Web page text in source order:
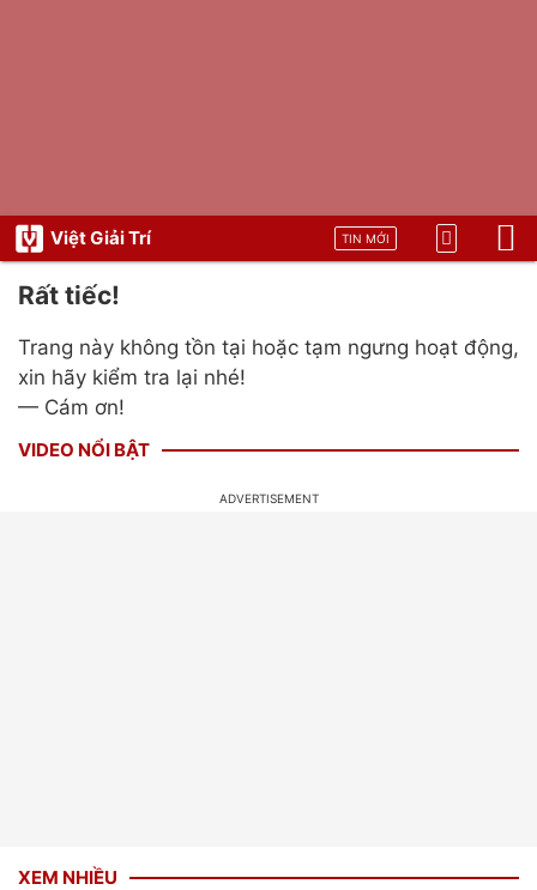
Việt Giải Trí TIN MỚI
Rất tiếc!
Trang này không tồn tại hoặc tạm ngưng hoạt động,
xin hãy kiểm tra lại nhé!
— Cám ơn!
VIDEO NỔI BẬT
XEM NHIỀU